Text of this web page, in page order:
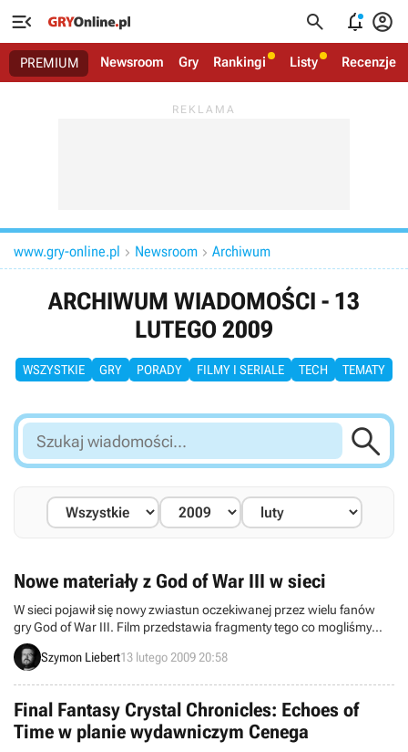
   
PREMIUM Newsroom Gry Rankingi Listy Recenzje
www.gry-online.pl  Newsroom  Archiwum
ARCHIWUM WIADOMOŚCI - 13
LUTEGO 2009
WSZYSTKIE GRY PORADY FILMY I SERIALE TECH TEMATY
Szukaj
wiadomości...

Nowe materiały z God of War III w sieci
W sieci pojawił się nowy zwiastun oczekiwanej przez wielu fanów
gry God of War III. Film przedstawia fragmenty tego co mogliśmy
zobaczyć już wcześniej, jednak oferuje także wydarzenia znane
dotychczas głównie z doniesień tekstowych. Całość wygląda
żadnych retuszy.
Szymon Liebert13 lutego 2009 20:58
Final Fantasy Crystal Chronicles: Echoes of
Time w planie wydawniczym Cenega